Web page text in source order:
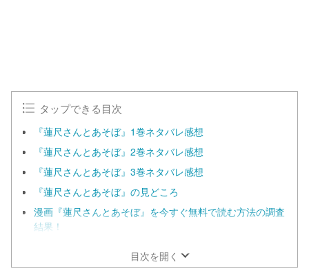
タップできる目次
『蓮尺さんとあそぼ』1巻ネタバレ感想
『蓮尺さんとあそぼ』2巻ネタバレ感想
『蓮尺さんとあそぼ』3巻ネタバレ感想
『蓮尺さんとあそぼ』の見どころ
漫画『蓮尺さんとあそぼ』を今すぐ無料で読む方法の調査
結果！
目次を開く